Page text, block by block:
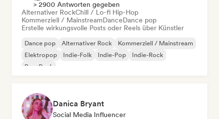
> 2900 Antworten gegeben
Alternativer RockChill / Lo-fi Hip-Hop
Kommerziell / MainstreamDanceDance pop
Erstelle wirkungsvolle Posts oder Reels über Künstler
Dance pop Alternativer Rock
Kommerziell / Mainstream
Elektropop
Indie-Folk Indie-Pop
Indie-Rock
Pop-Rock
Danica Bryant
Social Media Influencer